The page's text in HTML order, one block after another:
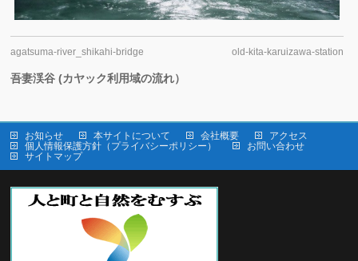
agatsuma-river_shikahi-bridge old-kita-karuizawa-station
吾妻渓谷 (カヤック利用域の流れ）
お知らせ 本サイトについて 会社概要
アクセス
個人情報保護方針（プライバシーポリシー）
お問い合わせ
サイトマップ